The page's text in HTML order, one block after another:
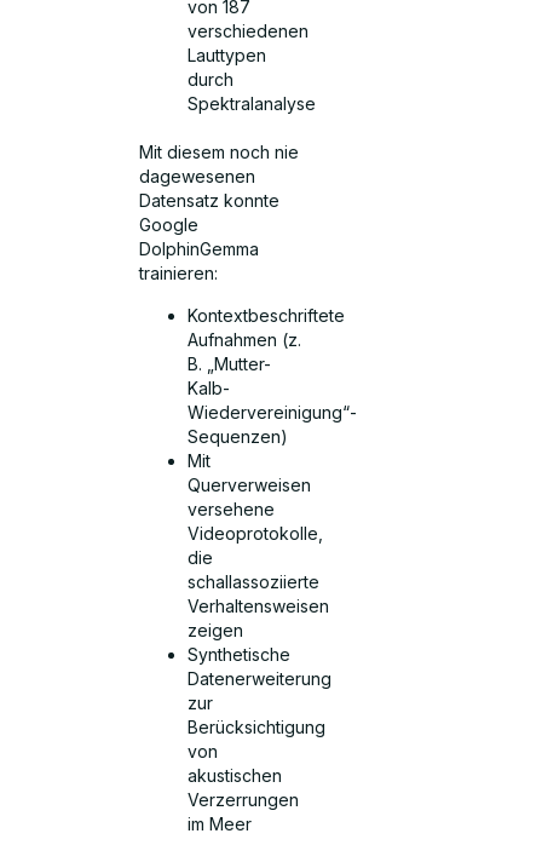
von 187
verschiedenen
Lauttypen
durch
Spektralanalyse
Mit diesem noch nie
dagewesenen
Datensatz konnte
Google
DolphinGemma
trainieren:
Kontextbeschriftete
Aufnahmen (z.
B. „Mutter-
Kalb-
Wiedervereinigung“-
Sequenzen)
Mit
Querverweisen
versehene
Videoprotokolle,
die
schallassoziierte
Verhaltensweisen
zeigen
Synthetische
Datenerweiterung
zur
Berücksichtigung
von
akustischen
Verzerrungen
im Meer